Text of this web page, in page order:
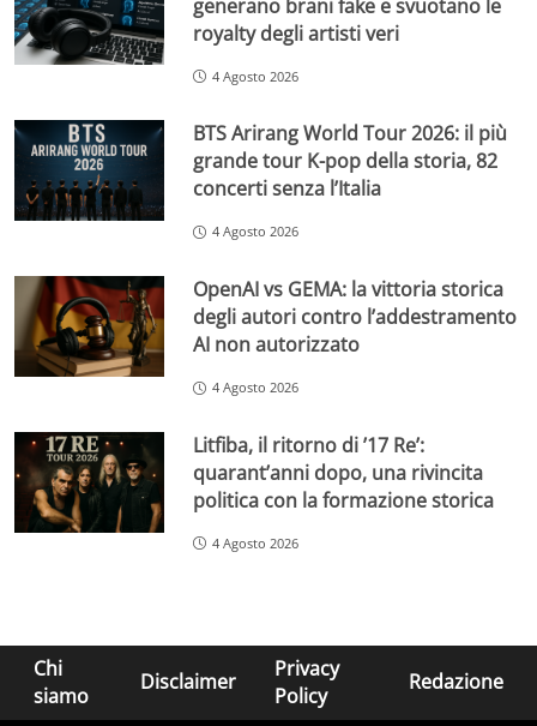
generano brani fake e svuotano le
royalty degli artisti veri
4 Agosto 2026
BTS Arirang World Tour 2026: il più
grande tour K-pop della storia, 82
concerti senza l’Italia
4 Agosto 2026
OpenAI vs GEMA: la vittoria storica
degli autori contro l’addestramento
AI non autorizzato
4 Agosto 2026
Litfiba, il ritorno di ’17 Re’:
quarant’anni dopo, una rivincita
politica con la formazione storica
4 Agosto 2026
Chi
siamo
Disclaimer
Privacy
Policy
Redazione